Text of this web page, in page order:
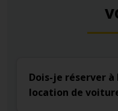
Dois-je réserver à
location de